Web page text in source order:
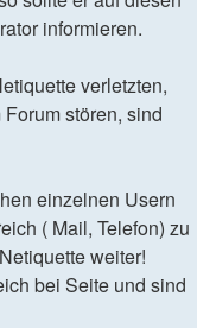
informieren.
verletzten,
stören, sind
einzelnen Usern
( Mail, Telefon) zu
weiter!
bei Seite und sind